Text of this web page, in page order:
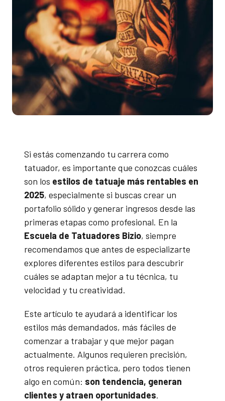
Si estás comenzando tu carrera como
tatuador, es importante que conozcas cuáles
son los estilos de tatuaje más rentables en
2025, especialmente si buscas crear un
portafolio sólido y generar ingresos desde las
primeras etapas como profesional. En la
Escuela de Tatuadores Bizio, siempre
recomendamos que antes de especializarte
explores diferentes estilos para descubrir
cuáles se adaptan mejor a tu técnica, tu
velocidad y tu creatividad.
Este artículo te ayudará a identificar los
estilos más demandados, más fáciles de
comenzar a trabajar y que mejor pagan
actualmente. Algunos requieren precisión,
otros requieren práctica, pero todos tienen
algo en común: son tendencia, generan
clientes y atraen oportunidades.